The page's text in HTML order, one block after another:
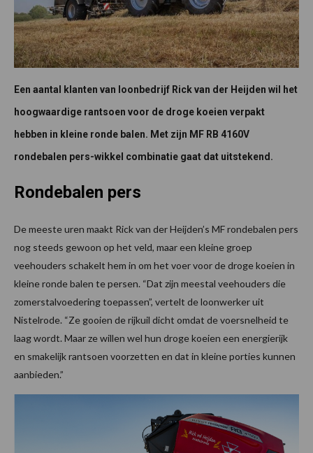
Een aantal klanten van loonbedrijf Rick van der Heijden wil het
hoogwaardige rantsoen voor de droge koeien verpakt
hebben in kleine ronde balen. Met zijn MF RB 4160V
rondebalen pers-wikkel combinatie gaat dat uitstekend.
Rondebalen pers
De meeste uren maakt Rick van der Heijden’s MF rondebalen pers
nog steeds gewoon op het veld, maar een kleine groep
veehouders schakelt hem in om het voer voor de droge koeien in
kleine ronde balen te persen. “Dat zijn meestal veehouders die
zomerstalvoedering toepassen”, vertelt de loonwerker uit
Nistelrode. “Ze gooien de rijkuil dicht omdat de voersnelheid te
laag wordt. Maar ze willen wel hun droge koeien een energierijk
en smakelijk rantsoen voorzetten en dat in kleine porties kunnen
aanbieden.”